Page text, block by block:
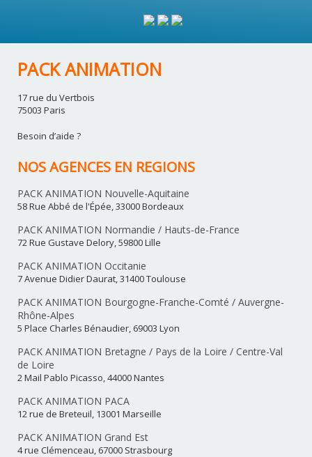
PACK ANIMATION
17 rue du Vertbois
75003 Paris
Besoin d’aide ?
NOS AGENCES EN REGIONS
PACK ANIMATION Nouvelle-Aquitaine
58 Rue Abbé de l'Épée, 33000 Bordeaux
PACK ANIMATION Normandie / Hauts-de-France
72 Rue Gustave Delory, 59800 Lille
PACK ANIMATION Occitanie
7 Avenue Didier Daurat, 31400 Toulouse
PACK ANIMATION Bourgogne-Franche-Comté / Auvergne-
Rhône-Alpes
5 Place Charles Bénaudier, 69003 Lyon
PACK ANIMATION Bretagne / Pays de la Loire / Centre-Val
de Loire
2 Mail Pablo Picasso, 44000 Nantes
PACK ANIMATION PACA
12 rue de Breteuil, 13001 Marseille
PACK ANIMATION Grand Est
4 rue Clémenceau, 67000 Strasbourg